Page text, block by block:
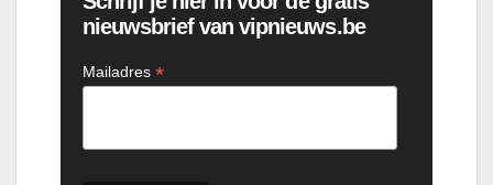
nieuwsbrief van vipnieuws.be
Mailadres *